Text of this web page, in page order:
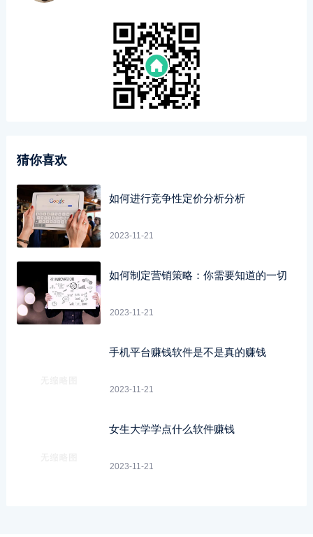
猜你喜欢
如何进行竞争性定价分析分析
2023-11-21
如何制定营销策略：你需要知道的一切
2023-11-21
手机平台赚钱软件是不是真的赚钱
2023-11-21
女生大学学点什么软件赚钱
2023-11-21